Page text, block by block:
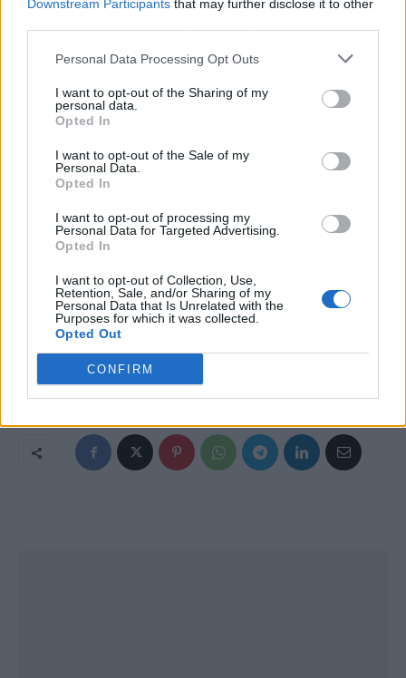
Downstream Participants that may further disclose it to other
Personal Data Processing Opt Outs
I want to opt-out of the Sharing of my
personal data.
Opted In
I want to opt-out of the Sale of my
Personal Data.
Opted In
I want to opt-out of processing my
Personal Data for Targeted Advertising.
Opted In
I want to opt-out of Collection, Use,
Retention, Sale, and/or Sharing of my
Personal Data that Is Unrelated with the
Purposes for which it was collected.
Opted Out
CONFIRM
👀¿Quiénes son los protagonistas?Ronald Araujo, central
del Barça y de Uruguay, y Marcelo Bielsa, seleccionador
¿Cuál es el drama?
Una lesión muscular le hace
esprintar a Barcelona para tratarse y pone en duda su
¿Por qué todo internet habla de esto?
Porque Uruguay
se juega la clasificación en un grupo con España y cada baja
toca el esqueleto del once de Bielsa.
El frente común de
Galicia, Asturias y
Castilla y León contra
que pagas cada vez que
viajas por el norte
El misterio de las caras
de Bélmez: el fenómeno